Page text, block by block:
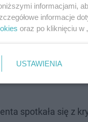
premiera
Bayrou w
Blokujmy
spotkała się z
informacjami,
informacje
oraz po kliknięciu w
USTAWIENIA